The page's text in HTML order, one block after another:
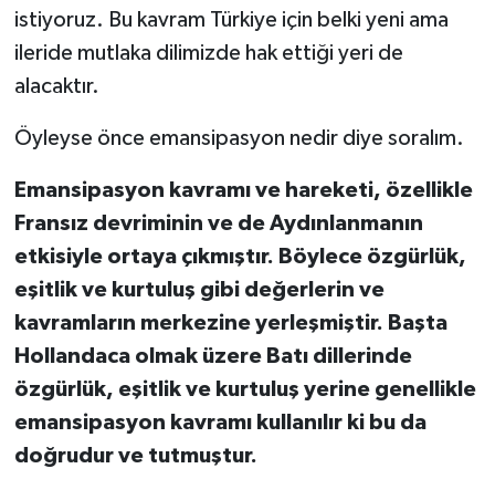
istiyoruz. Bu kavram Türkiye için belki yeni ama
ileride mutlaka dilimizde hak ettiği yeri de
alacaktır.
Öyleyse önce emansipasyon nedir diye soralım.
Emansipasyon kavramı ve hareketi, özellikle
Fransız devriminin ve de Aydınlanmanın
etkisiyle ortaya çıkmıştır. Böylece özgürlük,
eşitlik ve kurtuluş gibi değerlerin ve
kavramların merkezine yerleşmiştir. Başta
Hollandaca olmak üzere Batı dillerinde
özgürlük, eşitlik ve kurtuluş yerine genellikle
emansipasyon kavramı kullanılır ki bu da
doğrudur ve tutmuştur.